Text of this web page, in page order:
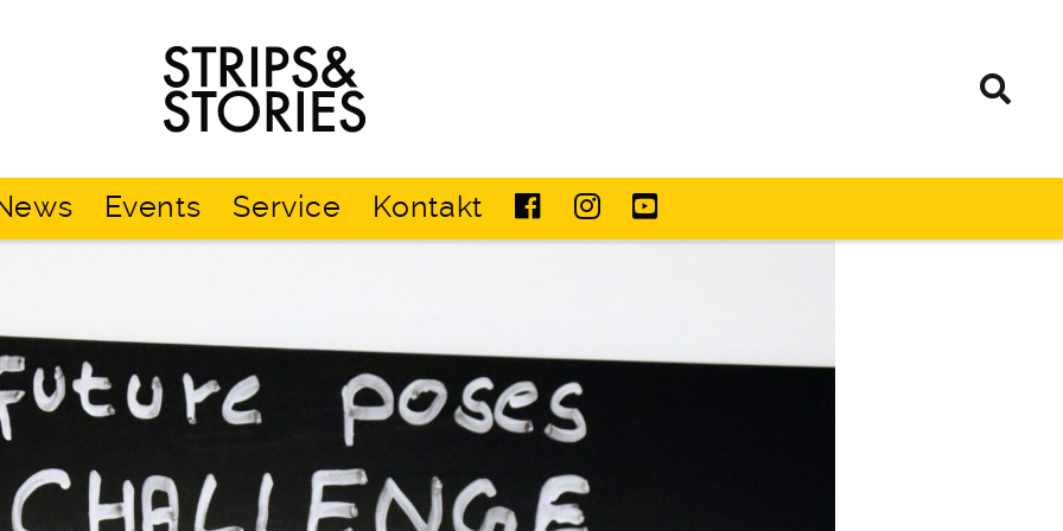
Strips
&
Stories
Events Service Kontakt